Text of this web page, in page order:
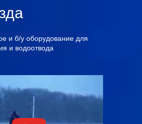
и б/у оборудование для
и водоотвода